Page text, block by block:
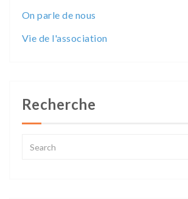
On parle de nous
Vie de l'association
Recherche